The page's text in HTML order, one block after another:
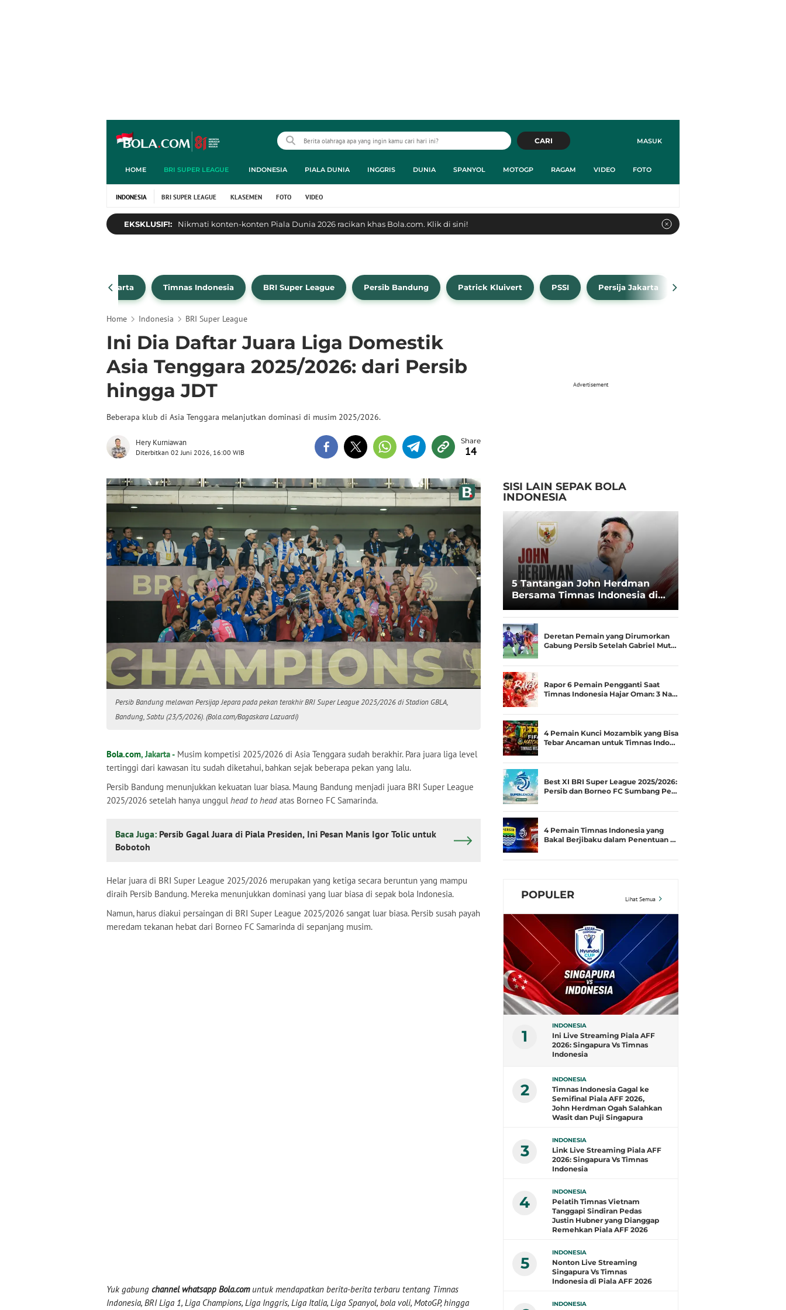
MASUK
CARI
HOME BRI SUPER LEAGUE INDONESIA PIALA DUNIA INGGRIS DUNIA SPANYOL MOTOGP RAGAM VIDEO FOTO
INDONESIA BRI SUPER LEAGUE KLASEMEN FOTO VIDEO
EKSKLUSIF!: Nikmati konten-konten Piala Dunia 2026 racikan khas Bola.com. Klik di sini!
Persija Jakarta Timnas Indonesia BRI Super League Persib Bandung Patrick Kluivert PSSI Persija Jakarta
Home Indonesia BRI Super League
Ini Dia Daftar Juara Liga Domestik
Asia Tenggara 2025/2026: dari Persib
hingga JDT
Beberapa klub di Asia Tenggara melanjutkan dominasi di musim 2025/2026.
Hery Kurniawan
Diterbitkan 02 Juni 2026, 16:00 WIB 14
Persib Bandung melawan Persijap Jepara pada pekan terakhir BRI Super League 2025/2026 di Stadion GBLA,
Bandung, Sabtu (23/5/2026). (Bola.com/Bagaskara Lazuardi)
Bola.com, Jakarta - Musim kompetisi 2025/2026 di Asia Tenggara sudah berakhir. Para juara liga level
tertinggi dari kawasan itu sudah diketahui, bahkan sejak beberapa pekan yang lalu.
Persib Bandung menunjukkan kekuatan luar biasa. Maung Bandung menjadi juara BRI Super League
2025/2026 setelah hanya unggulhead to head atas Borneo FC Samarinda.
Baca Juga: Persib Gagal Juara di Piala Presiden, Ini Pesan Manis Igor Tolic untuk
Bobotoh
Helar juara di BRI Super League 2025/2026 merupakan yang ketiga secara beruntun yang mampu
diraih Persib Bandung. Mereka menunjukkan dominasi yang luar biasa di sepak bola Indonesia.
Namun, harus diakui persaingan di BRI Super League 2025/2026 sangat luar biasa. Persib susah payah
meredam tekanan hebat dari Borneo FC Samarinda di sepanjang musim.
Yuk gabung channel whatsapp Bola.comuntuk mendapatkan berita-berita terbaru tentang Timnas
Indonesia, BRI Liga 1, Liga Champions, Liga Inggris, Liga Italia, Liga Spanyol, bola voli, MotoGP, hingga
Advertisement
SISI LAIN SEPAK BOLA
INDONESIA
5 Tantangan John Herdman
Bersama Timnas Indonesia di
Spesialis Runner-up Menjadi
Juara
Deretan Pemain yang Dirumorkan
Gabung Persib Setelah Gabriel Mut…
Rapor 6 Pemain Pengganti Saat
Timnas Indonesia Hajar Oman: 3 Na…
4 Pemain Kunci Mozambik yang Bisa
Tebar Ancaman untuk Timnas Indo…
Best XI BRI Super League 2025/2026:
Persib dan Borneo FC Sumbang Pe…
4 Pemain Timnas Indonesia yang
Bakal Berjibaku dalam Penentuan …
POPULER Lihat Semua
1
INDONESIA
Ini Live Streaming Piala AFF
2026: Singapura Vs Timnas
Indonesia
2
INDONESIA
Timnas Indonesia Gagal ke
Semifinal Piala AFF 2026,
John Herdman Ogah Salahkan
Wasit dan Puji Singapura
3
INDONESIA
Link Live Streaming Piala AFF
2026: Singapura Vs Timnas
Indonesia
4
INDONESIA
Pelatih Timnas Vietnam
Tanggapi Sindiran Pedas
Justin Hubner yang Dianggap
Remehkan Piala AFF 2026
5
INDONESIA
Nonton Live Streaming
Singapura Vs Timnas
Indonesia di Piala AFF 2026
INDONESIA